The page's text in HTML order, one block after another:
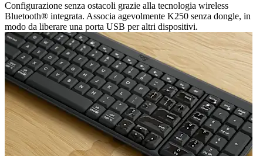
Configurazione senza ostacoli grazie alla tecnologia wireless
Bluetooth® integrata. Associa agevolmente K250 senza dongle, in
modo da liberare una porta USB per altri dispositivi.